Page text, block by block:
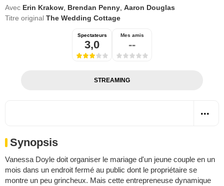
Avec Erin Krakow Brendan Penny Aaron Douglas
Titre original The Wedding Cottage
Spectateurs
3,0
Mes amis
--
STREAMING
Synopsis
Vanessa Doyle doit organiser le mariage d'un jeune couple en un
mois dans un endroit fermé au public dont le propriétaire se
montre un peu grincheux. Mais cette entrepreneuse dynamique